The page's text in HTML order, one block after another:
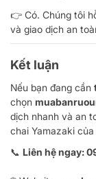
👉 Có. Chúng tôi
và giao dịch an
Kết luận
Nếu bạn đang cần
chọn
dịch nhanh và an
chai Yamazaki của
📞 Liên hệ ngay: